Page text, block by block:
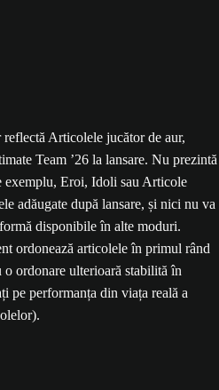
Articolele jucător de aur,
Team ’26 la lansare. Nu prezintă
Eroi, Idoli sau Articole
adăugate după lansare, și nici nu va
disponibile în alte moduri.
ordonează articolele în primul rând
ordonare ulterioară stabilită în
pe performanța din viața reală a